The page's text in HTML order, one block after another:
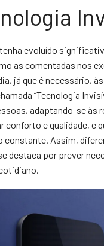
evoluído
as comentadas nos
já que é necessário,
“Tecnologia
adaptando-se às
e qualidade, e
constante. Assim,
destaca por prever